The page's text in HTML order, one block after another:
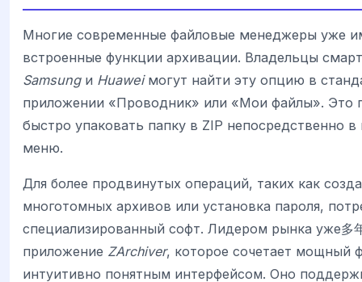
Многие современные файловые менеджеры уже
встроенные функции архивации. Владельцы
Samsungи Huaweiмогут найти эту опцию в
приложении «Проводник» или «Мои файлы». Это
быстро упаковать папку в ZIP непосредственно в
меню.
Для более продвинутых операций, таких как
многотомных архивов или установка пароля,
специализированный софт. Лидером рынка уже多
приложение ZArchiver, которое сочетает мощный
интуитивно понятным интерфейсом. Оно